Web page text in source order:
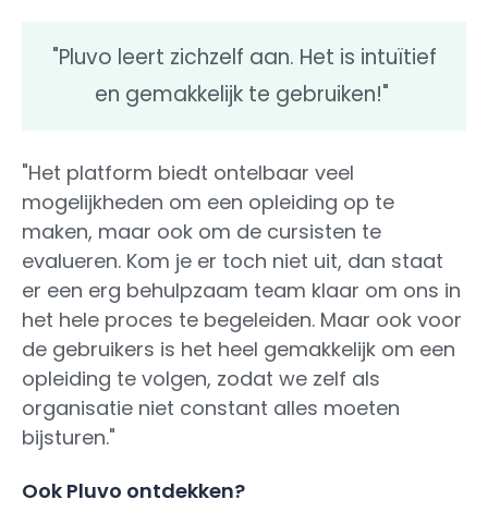
"Pluvo leert zichzelf aan. Het is intuïtief
en gemakkelijk te gebruiken!"
"Het platform biedt ontelbaar veel
mogelijkheden om een opleiding op te
maken, maar ook om de cursisten te
evalueren. Kom je er toch niet uit, dan staat
er een erg behulpzaam team klaar om ons in
het hele proces te begeleiden. Maar ook voor
de gebruikers is het heel gemakkelijk om een
opleiding te volgen, zodat we zelf als
organisatie niet constant alles moeten
bijsturen."
Ook Pluvo ontdekken?